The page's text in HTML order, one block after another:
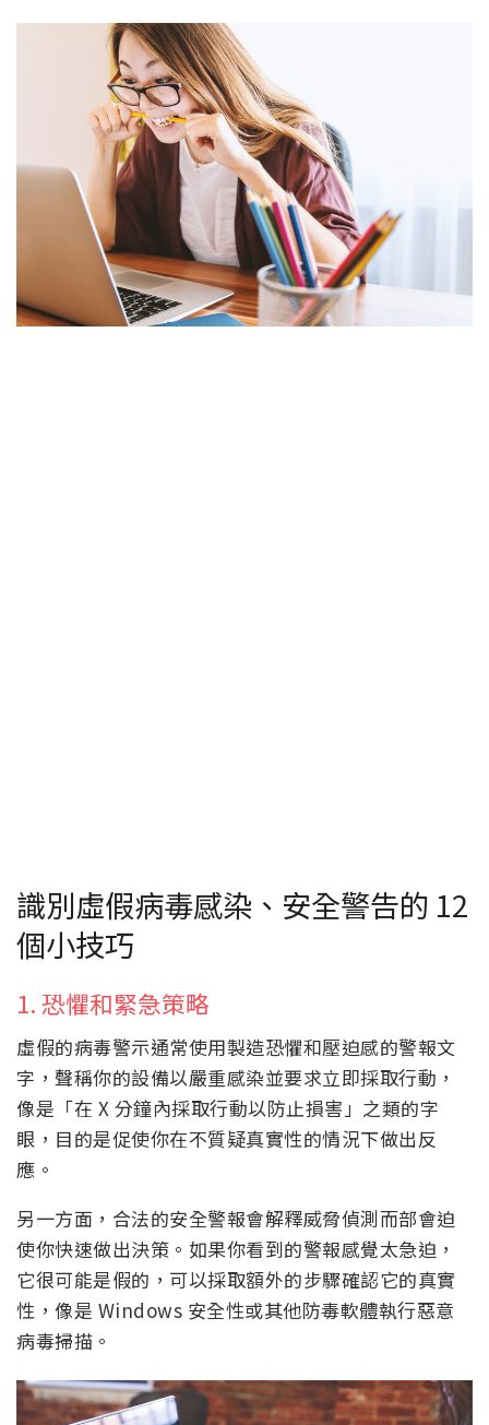
識別虛假病毒感染、安全警告的 12
個小技巧
1. 恐懼和緊急策略
虛假的病毒警示通常使用製造恐懼和壓迫感的警報文
字，聲稱你的設備以嚴重感染並要求立即採取行動，
像是「在 X 分鐘內採取行動以防止損害」之類的字
眼，目的是促使你在不質疑真實性的情況下做出反
應。
另一方面，合法的安全警報會解釋威脅偵測而部會迫
使你快速做出決策。如果你看到的警報感覺太急迫，
它很可能是假的，可以採取額外的步驟確認它的真實
性，像是 Windows 安全性或其他防毒軟體執行惡意
病毒掃描。